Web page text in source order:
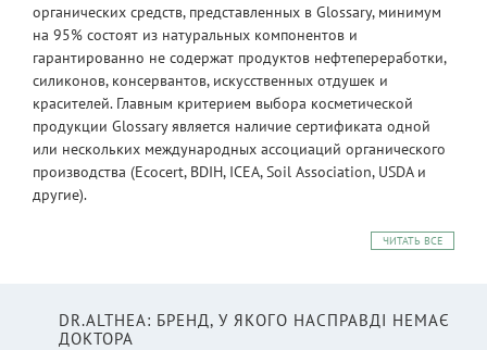
органических средств, представленных в Glossary, минимум
на 95% состоят из натуральных компонентов и
гарантированно не содержат продуктов нефтепереработки,
силиконов, консервантов, искусственных отдушек и
красителей. Главным критерием выбора косметической
продукции Glossary является наличие сертификата одной
или нескольких международных ассоциаций органического
производства (Ecocert, BDIH, ICEA, Soil Association, USDA и
другие).
ЧИТАТЬ ВСЕ
DR.ALTHEA: БРЕНД, У ЯКОГО НАСПРАВДІ НЕМАЄ
ДОКТОРА